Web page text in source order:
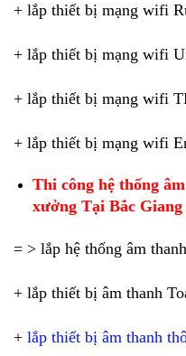
+ lắp thiết bị mạng wifi
+ lắp thiết bị mạng wifi
+ lắp thiết bị mạng wifi
+ lắp thiết bị mạng wifi
Thi công hệ thống
xưởng Tại Bắc Giang
= > lắp hệ thống âm
+ lắp thiết bị âm thanh
+ lắp thiết bị âm thanh